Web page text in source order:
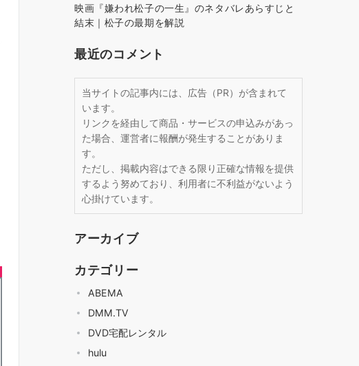
映画『嫌われ松子の一生』のネタバレあらすじと
結末｜松子の最期を解説
最近のコメント
当サイトの記事内には、広告（PR）が含まれて
います。
リンクを経由して商品・サービスの申込みがあっ
た場合、運営者に報酬が発生することがありま
す。
ただし、掲載内容はできる限り正確な情報を提供
するよう努めており、利用者に不利益がないよう
心掛けています。
アーカイブ
カテゴリー
ABEMA
DMM.TV
DVD宅配レンタル
hulu